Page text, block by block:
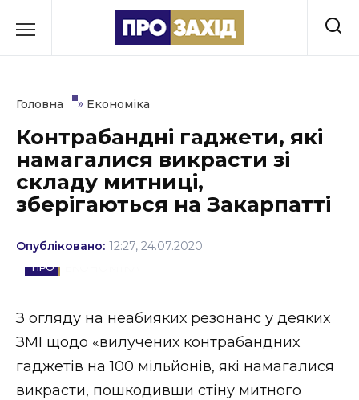
до
Культура
Освіта
Політика
Спорт
Стиль життя
Головна » Економіка
Контрабандні гаджети, які
намагалися викрасти зі
складу митниці,
зберігаються на Закарпатті
Опубліковано: 12:27, 24.07.2020
З огляду на неабияких резонанс у деяких
ЗМІ щодо «вилучених контрабандних
гаджетів на 100 мільйонів, які намагалися
викрасти, пошкодивши стіну митного